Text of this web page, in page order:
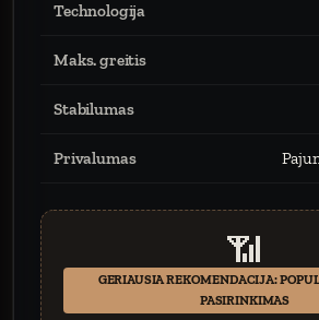
Technologija
Maks. greitis
Stabilumas
Privalumas
📶
GERIAUSIA REKOMENDACIJA:
PASIRINKIMAS